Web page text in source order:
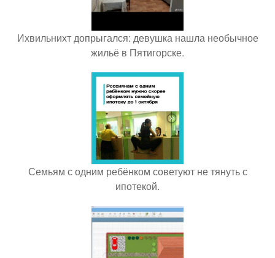
Ихвильнихт допрыгался: девушка нашла необычное
жильё в Пятигорске.
Семьям с одним ребёнком советуют не тянуть с
ипотекой.